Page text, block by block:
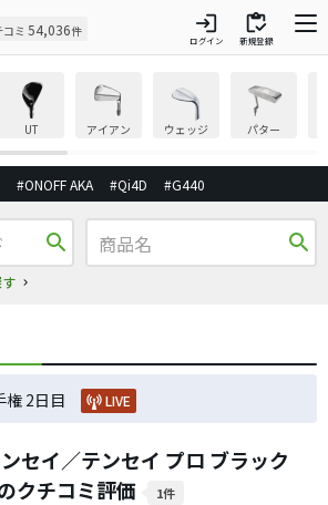
コミ 54,036件 login
ログイン
inventory
新規登録
UT アイアン ウェッジ パター
#ONOFF AKA #Qi4D #G440
search search
権 2日目 LIVE
セイ／テンセイ プロ ブラック
クチコミ評価
1件